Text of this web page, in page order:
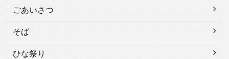
ごあいさつ
そば
ひな祭り